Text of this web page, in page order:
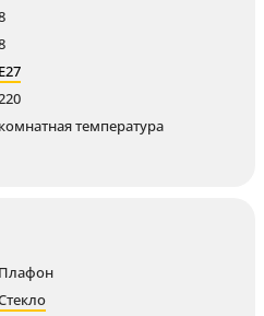
E27
комнатная температура
Плафон